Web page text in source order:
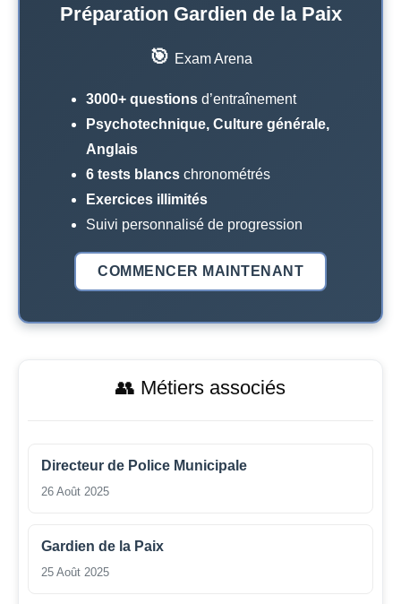
Préparation Gardien de la Paix
🎯 Exam Arena
3000+ questions d’entraînement
Psychotechnique, Culture générale,
Anglais
6 tests blancs chronométrés
Exercices illimités
Suivi personnalisé de progression
COMMENCER MAINTENANT
👥 Métiers associés
Directeur de Police Municipale
26 Août 2025
Gardien de la Paix
25 Août 2025